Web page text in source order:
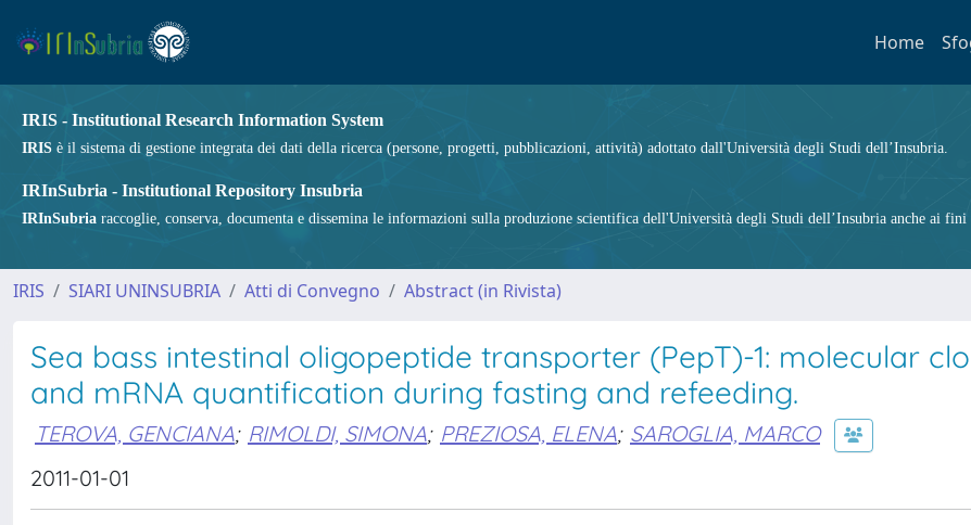
Home
IRIS - Institutional Research Information System
IRIS è il sistema di gestione integrata dei dati della ricerca (persone, progetti, pubblicazioni, attività) adottato dall'Università degli Studi dell’Insubria.
IRInSubria - Institutional Repository Insubria
IRInSubria raccoglie, conserva, documenta e dissemina le informazioni sulla produzione scientifica dell'Università degli Studi dell’Insubria anche ai
IRIS SIARI UNINSUBRIA Atti di Convegno Abstract (in Rivista)
Sea bass intestinal oligopeptide transporter (PepT)-1: molecular
and mRNA quantification during fasting and refeeding.
TEROVA, GENCIANA; RIMOLDI, SIMONA; PREZIOSA, ELENA; SAROGLIA, MARCO
2011-01-01